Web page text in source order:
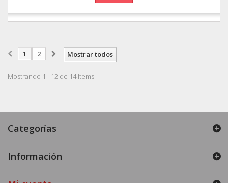
Mostrar todos
1 2
Mostrando 1 - 12 de 14 items
Categorías
Información